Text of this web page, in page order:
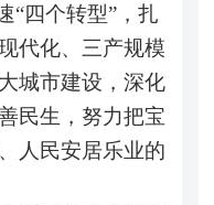
“四个转型”，扎
代化、三产规模
城市建设，深化
民生，努力把宝
人民安居乐业的